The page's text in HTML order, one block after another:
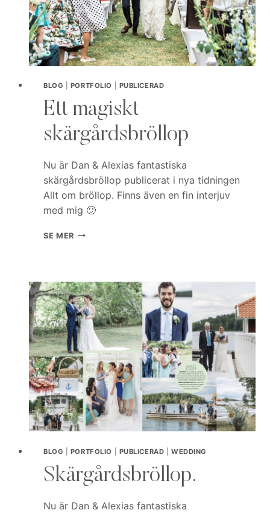
BLOG PORTFOLIO PUBLICERAD
Ett magiskt
skärgårdsbröllop
Nu är Dan & Alexias fantastiska
skärgårdsbröllop publicerat i nya tidningen
Allt om bröllop. Finns även en fin interjuv
med mig 🙂
SE MERETT
BLOG PORTFOLIO PUBLICERAD WEDDING
Skärgårdsbröllop.
Nu är Dan & Alexias fantastiska